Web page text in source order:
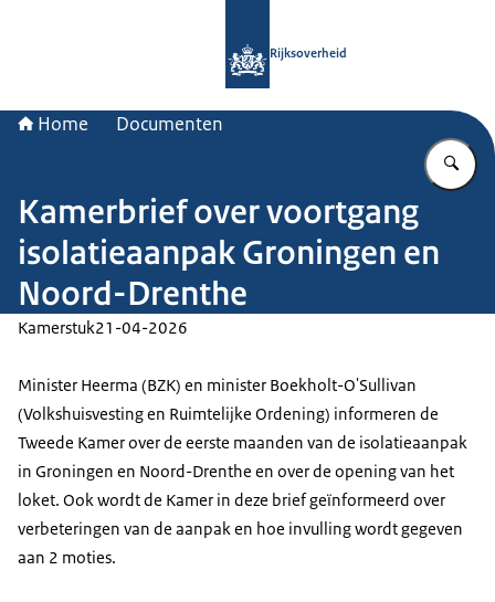
Rijksoverheid
Home Documenten
Kamerbrief over voortgang
isolatieaanpak Groningen en
Noord-Drenthe
Kamerstuk21-04-2026
Minister Heerma (BZK) en minister Boekholt-O'Sullivan
(Volkshuisvesting en Ruimtelijke Ordening) informeren de
Tweede Kamer over de eerste maanden van de isolatieaanpak
in Groningen en Noord-Drenthe en over de opening van het
loket. Ook wordt de Kamer in deze brief geïnformeerd over
verbeteringen van de aanpak en hoe invulling wordt gegeven
aan 2 moties.